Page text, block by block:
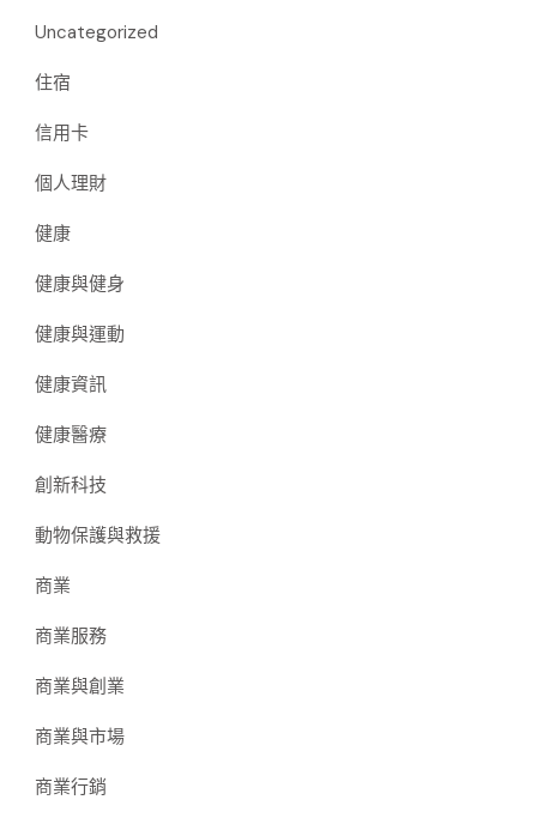
Uncategorized
住宿
信用卡
個人理財
健康
健康與健身
健康與運動
健康資訊
健康醫療
創新科技
動物保護與救援
商業
商業服務
商業與創業
商業與市場
商業行銷